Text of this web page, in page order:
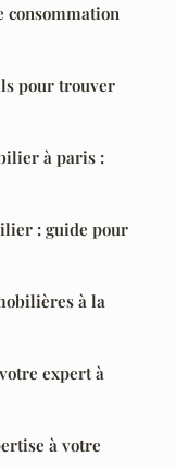
consommation
pour trouver
à paris :
: guide pour
à la
expert à
à votre